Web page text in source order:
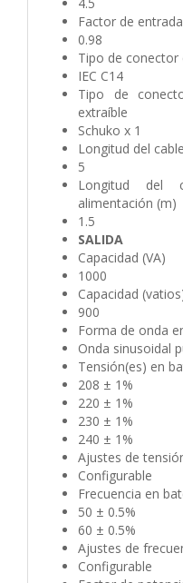
Factor de
0.98
Tipo de conector
IEC C14
Tipo de
extraíble
Schuko x 1
Longitud del
5
Longitud del
alimentación (m)
1.5
SALIDA
Capacidad (VA)
1000
Capacidad
900
Forma de onda
Onda sinusoidal
Tensión(es) en
208 ± 1%
220 ± 1%
230 ± 1%
240 ± 1%
Ajustes de
Configurable
Frecuencia en
50 ± 0.5%
60 ± 0.5%
Ajustes de
Configurable